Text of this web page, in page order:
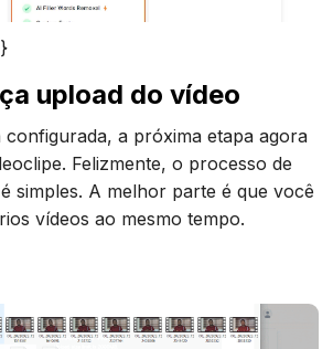
upload do vídeo
configurada, a próxima etapa agora
Felizmente, o processo de
simples. A melhor parte é que você
vídeos ao mesmo tempo.